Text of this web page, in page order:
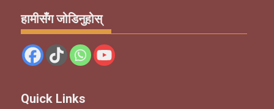
हामीसँग जोडिनुहोस्
Quick Links